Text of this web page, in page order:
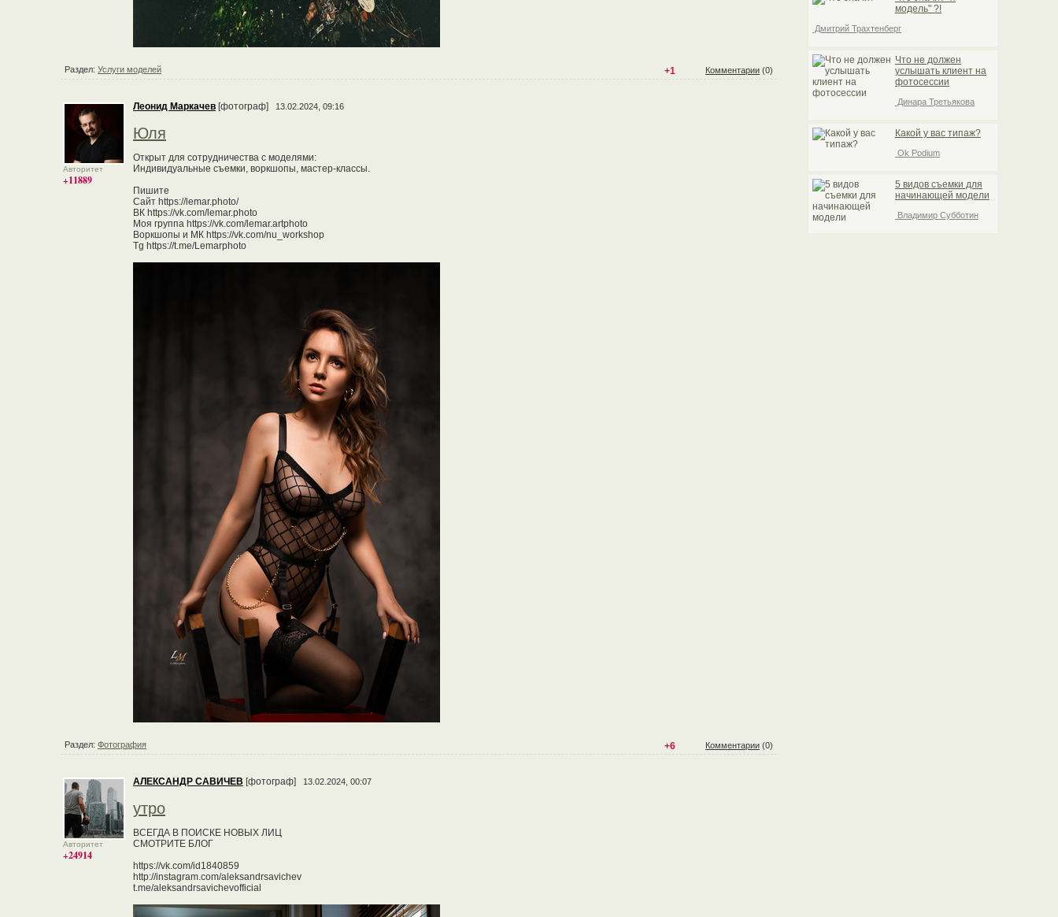
+1 Комментарии (0)
Раздел: Услуги моделей
Авторитет
+11889
Леонид Маркачев [фотограф] 13.02.2024, 09:16
Юля
Открыт для сотрудничества с моделями:
Индивидуальные съемки, воркшопы, мастер-классы.
Пишите
Сайт https://lemar.photo/
ВК https://vk.com/lemar.photo
Моя группа https://vk.com/lemar.artphoto
Воркшопы и МК https://vk.com/nu_workshop
Tg https://t.me/Lemarphoto
+6 Комментарии (0)
Раздел: Фотография
Авторитет
+24914
АЛЕКСАНДР САВИЧЕВ [фотограф] 13.02.2024, 00:07
утро
ВСЕГДА В ПОИСКЕ НОВЫХ ЛИЦ
СМОТРИТЕ БЛОГ
https://vk.com/id1840859
http://instagram.com/aleksandrsavichev
t.me/aleksandrsavichevofficial
модель" ?!
Дмитрий Трахтенберг
Что не должен
услышать клиент на
фотосессии
Динара Третьякова
Какой у вас типаж?
Ok Podium
5 видов съемки для
начинающей модели
Владимир Субботин